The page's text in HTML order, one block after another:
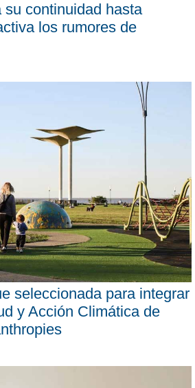
su continuidad hasta
los rumores de
seleccionada para integrar
y Acción Climática de